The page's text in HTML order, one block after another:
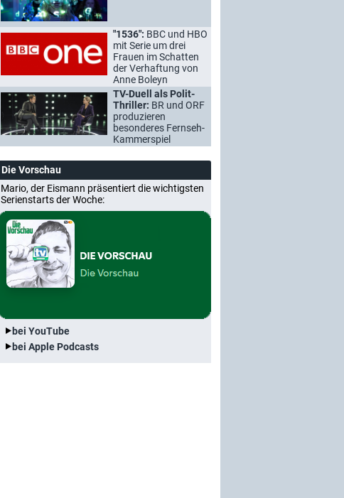
"1536": BBC und HBO
mit Serie um drei
Frauen im Schatten
der Verhaftung von
Anne Boleyn
TV-Duell als Polit-
Thriller: BR und ORF
produzieren
besonderes Fernseh-
Kammerspiel
Die Vorschau
Mario, der Eismann präsentiert die wichtigsten
Serienstarts der Woche:
bei YouTube
bei Apple Podcasts